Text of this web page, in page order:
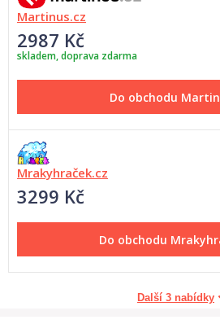
Martinus.cz
2987 Kč
skladem, doprava zdarma
Do obchodu
Mrakyhraček.cz
3299 Kč
Do obchodu
Další 3 nabídky